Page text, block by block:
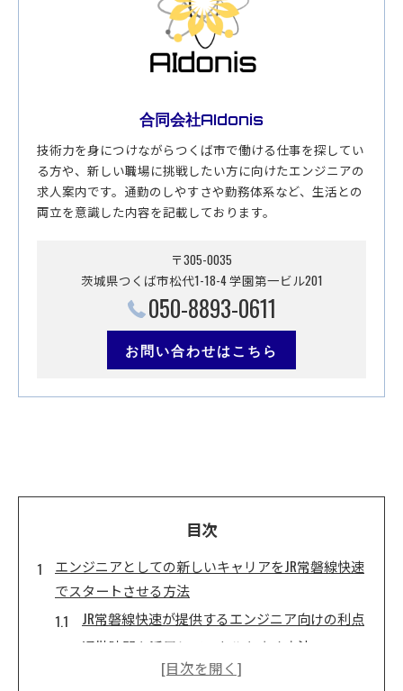
合同会社AIdonis
技術力を身につけながらつくば市で働ける仕事を探してい
る方や、新しい職場に挑戦したい方に向けたエンジニアの
求人案内です。通勤のしやすさや勤務体系など、生活との
両立を意識した内容を記載しております。
〒305-0035
茨城県つくば市松代1-18-4 学園第一ビル201
050-8893-0611
お問い合わせはこちら
目次
エンジニアとしての新しいキャリアをJR常磐線快速
でスタートさせる方法
JR常磐線快速が提供するエンジニア向けの利点
通勤時間を活用してスキルを磨く方法
JR常磐線沿線での生活環境と仕事のバランス